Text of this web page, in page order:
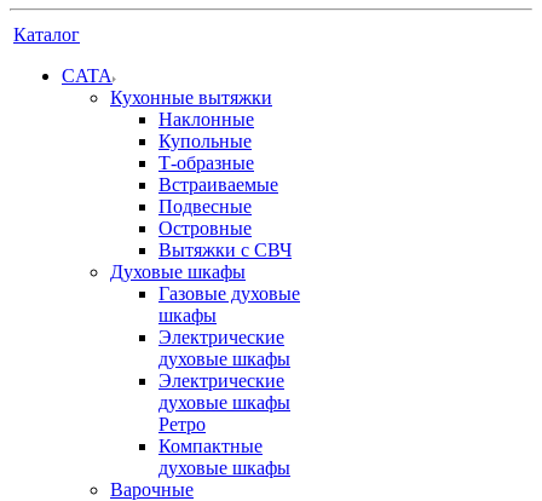
Каталог
CATA
Кухонные вытяжки
Наклонные
Купольные
Т-образные
Встраиваемые
Подвесные
Островные
Вытяжки с СВЧ
Духовые шкафы
Газовые духовые
шкафы
Электрические
духовые шкафы
Электрические
духовые шкафы
Ретро
Компактные
духовые шкафы
Варочные